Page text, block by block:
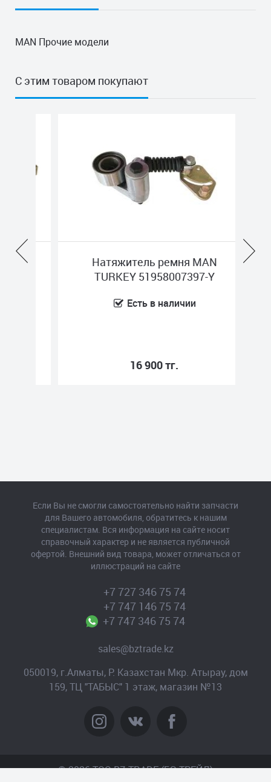
MAN Прочие модели
С этим товаром покупают
Натяжитель ремня MAN
TURKEY 51958007397-Y
Есть в наличии
16 900 тг.
+7 727 346 75 74
+7 747 146 75 74
+7 747 346 75 74
sales@bztrade.kz
050019, г.Алматы, Р. Казахстан Мкр. Атырау, дом
159, ТЦ "ТАБЫС" 1 этаж, магазин №13
Если Вы не смогли самостоятельно найти запчасти
для Вашего автомобиля, обратитесь к нашим
специалистам. Вся информация на сайте носит
справочный характер и не является публичной
офертой. Внешний вид товара, может отличаться от
иллюстраций на сайте
© 2026 TOO BZ-TRADE (БЗ-ТРЕЙД)